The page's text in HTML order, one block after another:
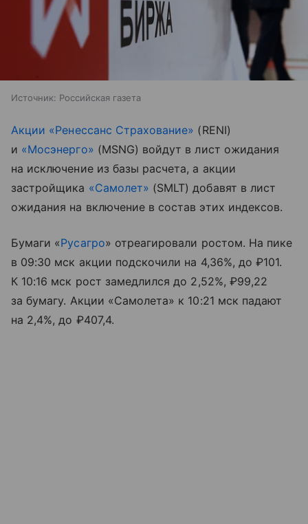
Источник: Российская газета
Акции «Ренессанс Страхование» (RENI)
и «Мосэнерго» (MSNG) войдут в лист ожидания
на исключение из базы расчета, а акции
застройщика «Самолет» (SMLT) добавят в лист
ожидания на включение в состав этих индексов.
Бумаги «Русагро» отреагировали ростом. На пике
в 09:30 мск акции подскочили на 4,36%, до ₽101.
К 10:16 мск рост замедлился до 2,52%, ₽99,22
за бумагу. Акции «Самолета» к 10:21 мск падают
на 2,4%, до ₽407,4.